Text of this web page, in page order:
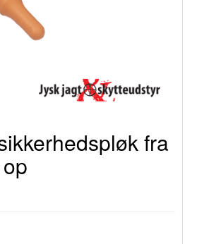
fra